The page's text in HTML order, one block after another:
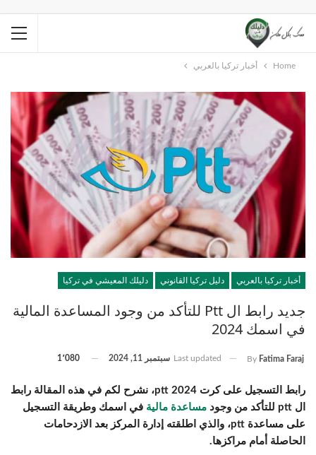
Home أخبار تركيا بالعربي
أخبار تركيا بالعربي دليل تركيا القانوني دليلك المعيشي في تركيا
جديد رابط ال Ptt للتأكد من وجود المساعدة المالية
في اسمك 2024
By Fatima Faraj
Last updated سبتمبر 11, 2024
رابط التسجيل على كرت ptt 2024، نشرح لكم في هذه المقالة رابط
ال ptt للتأكد من وجود
مساعدة مالية في اسمك وطريقة التسجيل
على مساعدة ptt، والذي اطلقته إدارة المركز بعد الازدحامات
الحاصلة أمام مراكزها.